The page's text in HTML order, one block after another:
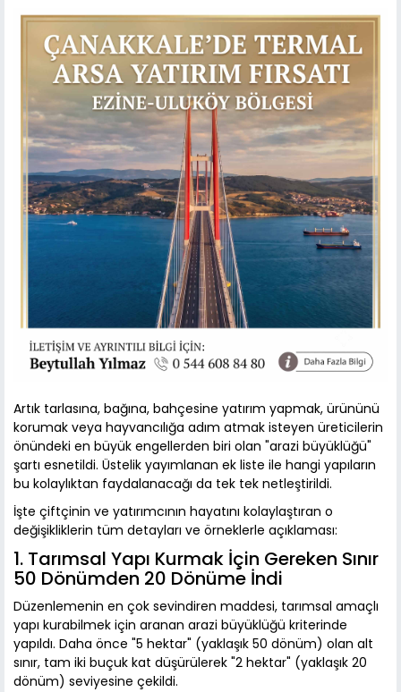
Artık tarlasına, bağına, bahçesine yatırım yapmak, ürününü
korumak veya hayvancılığa adım atmak isteyen üreticilerin
önündeki en büyük engellerden biri olan "arazi büyüklüğü"
şartı esnetildi. Üstelik yayımlanan ek liste ile hangi yapıların
bu kolaylıktan faydalanacağı da tek tek netleştirildi.
İşte çiftçinin ve yatırımcının hayatını kolaylaştıran o
değişikliklerin tüm detayları ve örneklerle açıklaması:
1. Tarımsal Yapı Kurmak İçin Gereken Sınır
50 Dönümden 20 Dönüme İndi
Düzenlemenin en çok sevindiren maddesi, tarımsal amaçlı
yapı kurabilmek için aranan arazi büyüklüğü kriterinde
yapıldı. Daha önce "5 hektar" (yaklaşık 50 dönüm) olan alt
sınır, tam iki buçuk kat düşürülerek "2 hektar" (yaklaşık 20
dönüm) seviyesine çekildi.